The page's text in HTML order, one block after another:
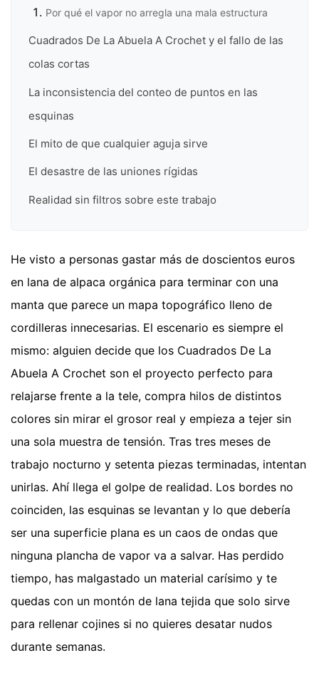
Por qué el vapor no arregla una mala estructura
Cuadrados De La Abuela A Crochet y el fallo de las
colas cortas
La inconsistencia del conteo de puntos en las
esquinas
El mito de que cualquier aguja sirve
El desastre de las uniones rígidas
Realidad sin filtros sobre este trabajo
He visto a personas gastar más de doscientos euros
en lana de alpaca orgánica para terminar con una
manta que parece un mapa topográfico lleno de
cordilleras innecesarias. El escenario es siempre el
mismo: alguien decide que los Cuadrados De La
Abuela A Crochet son el proyecto perfecto para
relajarse frente a la tele, compra hilos de distintos
colores sin mirar el grosor real y empieza a tejer sin
una sola muestra de tensión. Tras tres meses de
trabajo nocturno y setenta piezas terminadas, intentan
unirlas. Ahí llega el golpe de realidad. Los bordes no
coinciden, las esquinas se levantan y lo que debería
ser una superficie plana es un caos de ondas que
ninguna plancha de vapor va a salvar. Has perdido
tiempo, has malgastado un material carísimo y te
quedas con un montón de lana tejida que solo sirve
para rellenar cojines si no quieres desatar nudos
durante semanas.